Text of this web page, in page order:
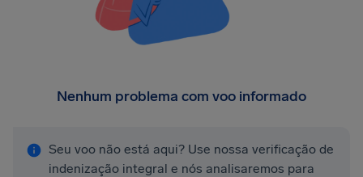
Nenhum problema com voo informado
Seu voo não está aqui? Use nossa verificação de
indenização integral e nós analisaremos para